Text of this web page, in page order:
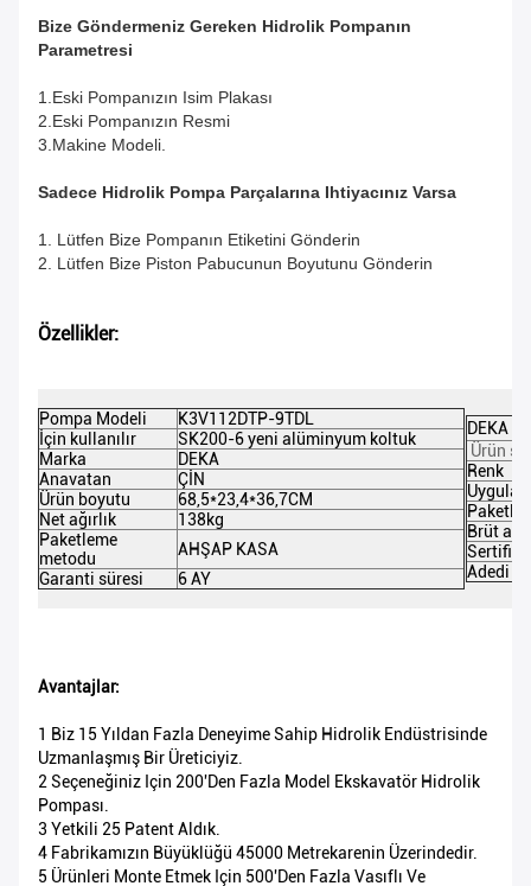
Bize Göndermeniz Gereken Hidrolik Pompanın
Parametresi
1.Eski Pompanızın Isim Plakası
2.Eski Pompanızın Resmi
3.Makine Modeli.
Sadece Hidrolik Pompa Parçalarına Ihtiyacınız Varsa
1. Lütfen Bize Pompanın Etiketini Gönderin
2. Lütfen Bize Piston Pabucunun Boyutunu Gönderin
Özellikler:
Pompa Modeli
K3V112DTP-9TDL
İçin kullanılır
SK200-6 yeni alüminyum koltuk
Marka
DEKA
Anavatan
ÇİN
Ürün boyutu
68,5*23,4*36,7CM
Net ağırlık
138kg
Paketleme
metodu
AHŞAP KASA
Garanti süresi
6 AY
DEKA
Ürün
Renk
Brüt
Adedi
Avantajlar:
1 Biz 15 Yıldan Fazla Deneyime Sahip Hidrolik Endüstrisinde
Uzmanlaşmış Bir Üreticiyiz.
2 Seçeneğiniz Için 200'den Fazla Model Ekskavatör Hidrolik
Pompası.
3 Yetkili 25 Patent Aldık.
4 Fabrikamızın Büyüklüğü 45000 Metrekarenin Üzerindedir.
5 Ürünleri Monte Etmek Için 500'den Fazla Vasıflı Ve